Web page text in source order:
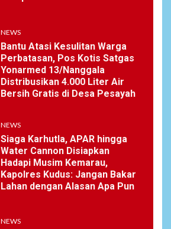
NEWS
Bantu Atasi Kesulitan Warga
Perbatasan, Pos Kotis Satgas
Yonarmed 13/Nanggala
Distribusikan 4.000 Liter Air
Bersih Gratis di Desa Pesayah
NEWS
Siaga Karhutla, APAR hingga
Water Cannon Disiapkan
Hadapi Musim Kemarau,
Kapolres Kudus: Jangan Bakar
Lahan dengan Alasan Apa Pun
NEWS